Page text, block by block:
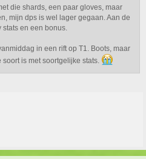
die shards, een paar gloves, maar
mijn dps is wel lager gegaan. Aan de
en een bonus.
in een rift op T1. Boots, maar
is met soortgelijke stats.